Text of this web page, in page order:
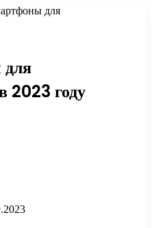
для
2023 году